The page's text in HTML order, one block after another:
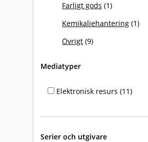
Farligt gods (1)
Kemikaliehantering (1)
Övrigt (9)
Mediatyper
Elektronisk resurs (11)
Serier och utgivare